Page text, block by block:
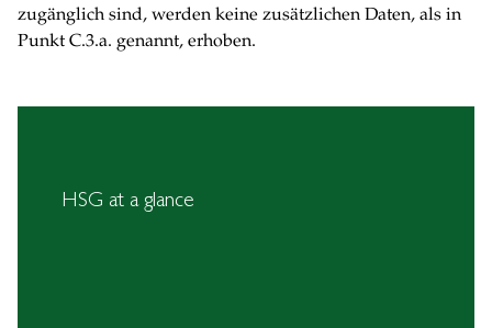
zugänglich sind, werden keine zusätzlichen Daten, als in
Punkt C.3.a. genannt, erhoben.
HSG at a glance